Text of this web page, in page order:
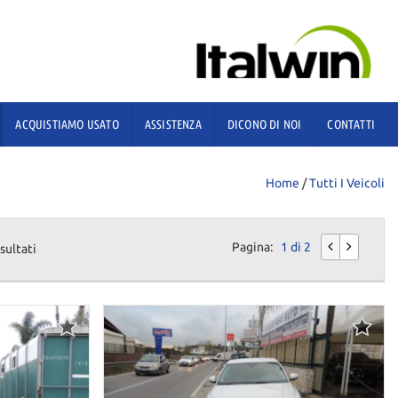
ACQUISTIAMO USATO ASSISTENZA DICONO DI NOI CONTATTI
Home /Tutti I Veicoli
Pagina: 1 di 2